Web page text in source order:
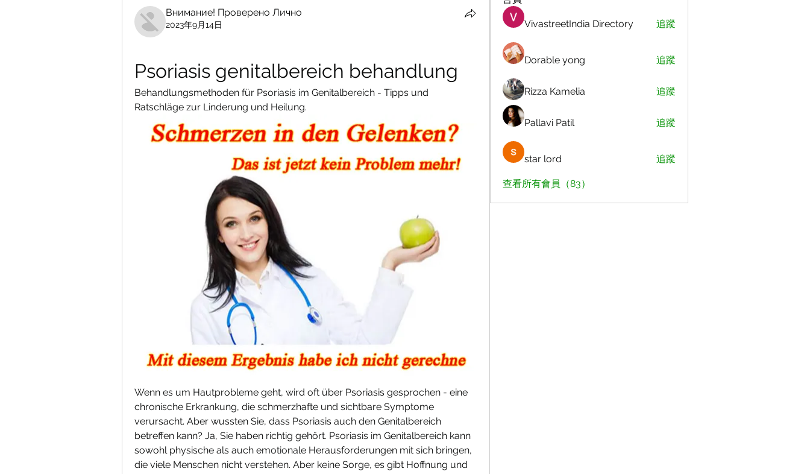
Внимание! Проверено Лично
2023年9月14日
Psoriasis genitalbereich behandlung
Behandlungsmethoden für Psoriasis im Genitalbereich - Tipps und
Ratschläge zur Linderung und Heilung.
Wenn es um Hautprobleme geht, wird oft über Psoriasis gesprochen - eine
chronische Erkrankung, die schmerzhafte und sichtbare Symptome
verursacht. Aber wussten Sie, dass Psoriasis auch den Genitalbereich
betreffen kann? Ja, Sie haben richtig gehört. Psoriasis im Genitalbereich kann
sowohl physische als auch emotionale Herausforderungen mit sich bringen,
die viele Menschen nicht verstehen. Aber keine Sorge, es gibt Hoffnung und
VivastreetIndia Directory 追蹤
Dorable yong 追蹤
Rizza Kamelia 追蹤
Pallavi Patil 追蹤
star lord 追蹤
查看所有會員（83）